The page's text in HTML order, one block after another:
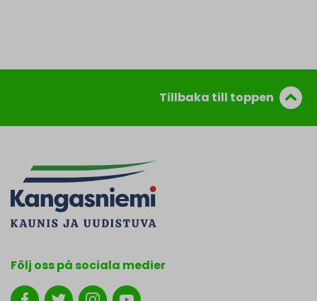
Tillbaka till toppen
Följ oss på sociala medier